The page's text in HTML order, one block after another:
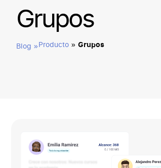
Grupos
Blog »Producto » Grupos